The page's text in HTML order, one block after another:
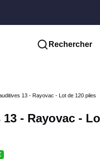
Rechercher
13 - Rayovac - Lot de 120 piles
- Rayovac -